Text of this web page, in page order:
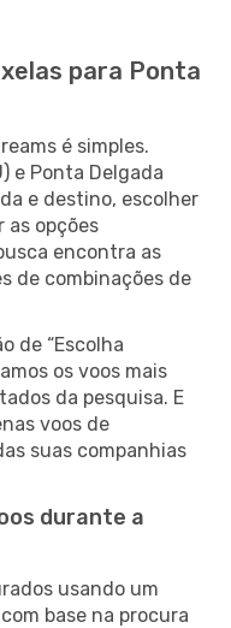
para Ponta
é simples.
e Ponta Delgada
e destino, escolher
as opções
encontra as
de combinações de
de “Escolha
os voos mais
da pesquisa. E
voos de
suas companhias
durante a
usando um
base na procura